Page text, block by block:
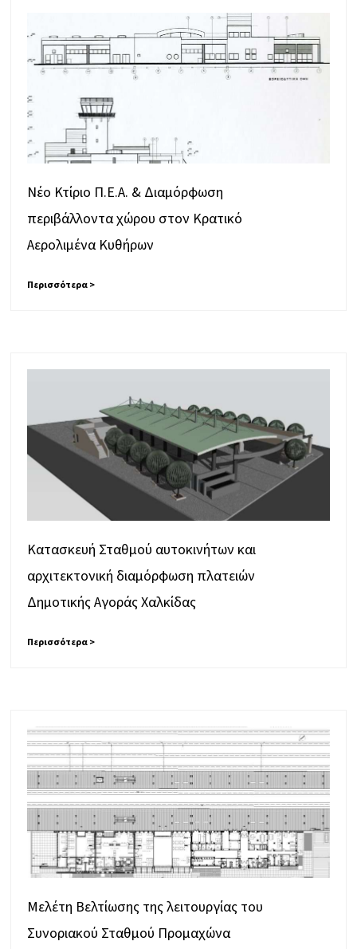
Νέο Κτίριο Π.Ε.Α. & Διαμόρφωση
περιβάλλοντα χώρου στον Κρατικό
Αερολιμένα Κυθήρων
Περισσότερα >
Κατασκευή Σταθμού αυτοκινήτων και
αρχιτεκτονική διαμόρφωση πλατειών
Δημοτικής Αγοράς Χαλκίδας
Περισσότερα >
Μελέτη Βελτίωσης της λειτουργίας του
Συνοριακού Σταθμού Προμαχώνα